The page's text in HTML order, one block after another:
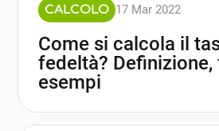
CALCOLO 17 Mar 2022
Come si calcola il
fedeltà? Definizione,
esempi